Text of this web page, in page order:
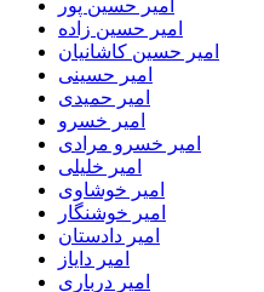
امیر حسین پور
امیر حسین زاده
امیر حسین کاشانیان
امیر حسینی
امیر حمیدی
امیر خسرو
امیر خسرو مرادی
امیر خلیلی
امیر خوشاوی
امیر خوشنگار
امیر دادستان
امیر دایاز
امیر درباری